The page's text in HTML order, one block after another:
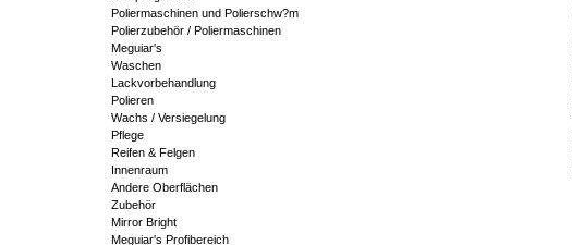
Poliermaschinen und Polierschw?m
Polierzubehör / Poliermaschinen
Meguiar's
Waschen
Lackvorbehandlung
Polieren
Wachs / Versiegelung
Pflege
Reifen & Felgen
Innenraum
Andere Oberflächen
Zubehör
Mirror Bright
Meguiar's Profibereich